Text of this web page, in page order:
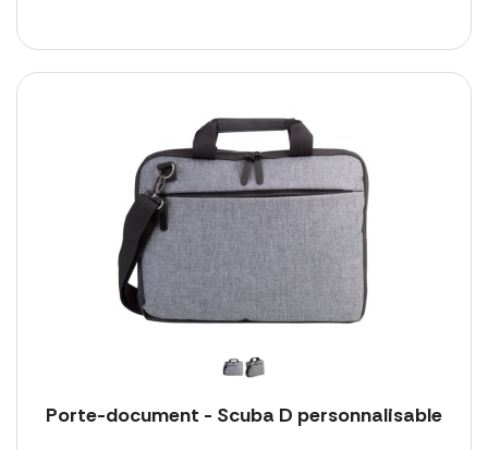
Porte-document - Scuba D personnalisable